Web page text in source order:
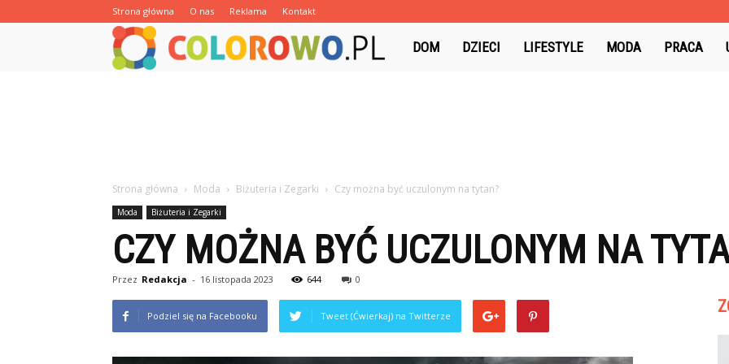
Strona główna O nas Reklama Kontakt
Colorowo.pl
DOM DZIECI LIFESTYLE MODA PRACA
Strona główna Moda Biżuteria i Zegarki Czy można być uczulonym na tytan?
Moda Biżuteria i Zegarki
CZY MOŻNA BYĆ UCZULONYM NA
Przez Redakcja - 16 listopada 2023 644 0
Podziel się na Facebooku Tweet (Ćwierkaj) na Twitterze